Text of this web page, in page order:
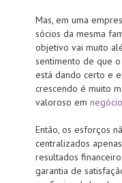
Mas, em uma
sócios da mesma
objetivo vai muito
sentimento de que
está dando certo e
crescendo é muito
valoroso em
Então, os esforços
centralizados
resultados
garantia de